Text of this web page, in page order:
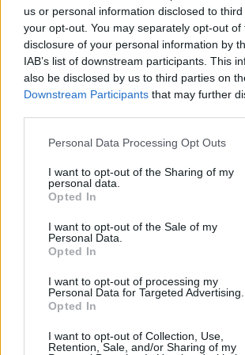
us or personal information disclosed to
your opt-out. You may separately opt-out of
disclosure of your personal information by
IAB’s list of downstream participants. This
also be disclosed by us to third parties on
Downstream Participants that may further
Personal Data Processing Opt Outs
I want to opt-out of the Sharing of my
personal data.
Opted In
I want to opt-out of the Sale of my
Personal Data.
Opted In
I want to opt-out of processing my
Personal Data for Targeted Advertising.
Opted In
I want to opt-out of Collection, Use,
Retention, Sale, and/or Sharing of my
inps
1.466 euro
2025-01-25
Esonero dal versamento dei
per nuove assunzioni/trasformazioni a
6.000 euro
2024-09-30
Agevolazioni IRAP per l’incremento
Agenzia delle entrate
51.752 euro
2024-09-04
Nuova Sabatini - Finanziamenti per
nuovi macchinari, impianti e attrezzature
piccole e medi
Ministero delle Imprese e del Made in